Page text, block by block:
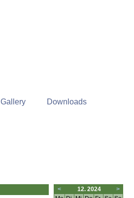
Gallery Downloads
< 12. 2024
>